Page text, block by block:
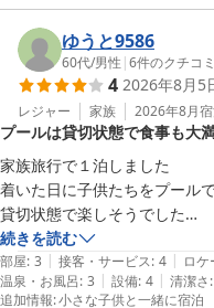
ゆうと9586
60代/男性 |6件のクチコミ
4 2026年8月5
レジャー 家族 2026年8月
プールは貸切状態で食事も大
家族旅行で１泊しました
着いた日に子供たちをプール
貸切状態で楽しそうでした
後食事がとても美味しかったで
続きを読む
部屋: 3 | 接客・サービス: 4 | ロケ
温泉・お風呂: 3 | 設備: 4 | 清潔さ:
追加情報:小さな子供と一緒に宿泊